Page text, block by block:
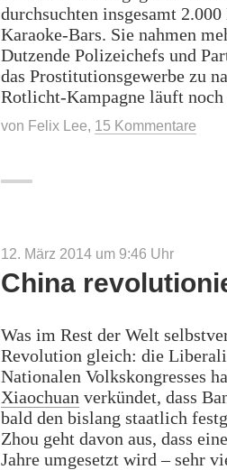
durchsuchten insgesamt
Karaoke-Bars. Sie nahmen
Dutzende Polizeichefs und
das Prostitutionsgewerbe zu
Rotlicht-Kampagne läuft noch
von Felix Lee, 15 Kommentare
12. März 2014 um 9:46 Uhr
China
Was im Rest der Welt
Revolution gleich: die
Nationalen Volkskongresses
Xiaochuan verkündet, dass
bald den bislang staatlich
Zhou geht davon aus, dass
Jahre umgesetzt wird – sehr